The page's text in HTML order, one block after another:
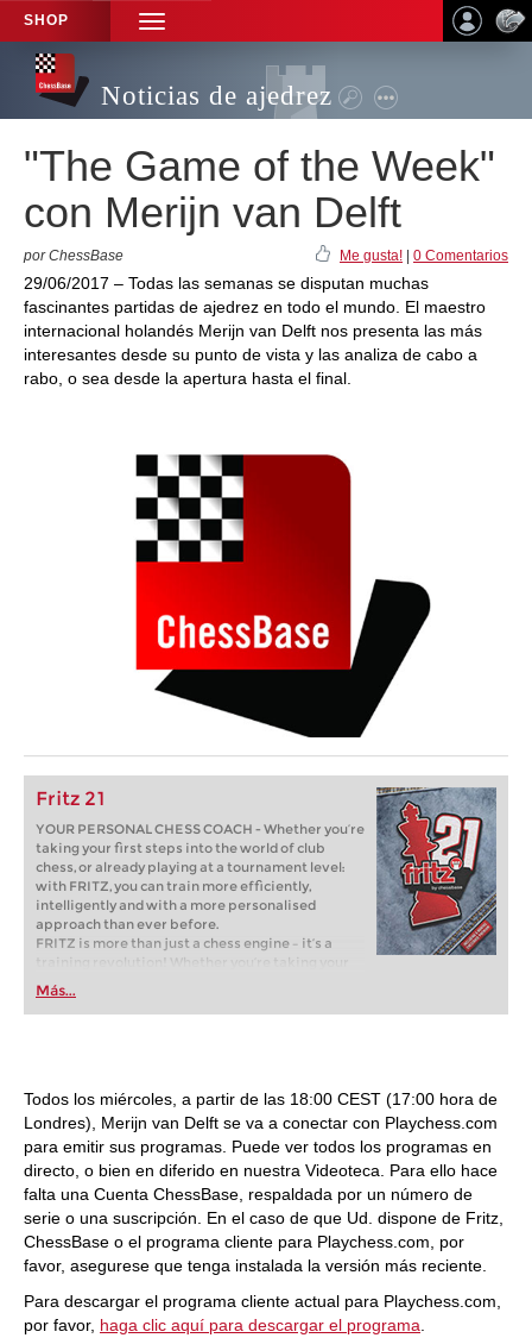
SHOP
TOGGLE
NAVIGATION
Noticias de ajedrez
"The Game of the Week"
con Merijn van Delft
por ChessBase Me gusta! 0 Comentarios
29/06/2017 – Todas las semanas se disputan muchas
fascinantes partidas de ajedrez en todo el mundo. El maestro
internacional holandés Merijn van Delft nos presenta las más
interesantes desde su punto de vista y las analiza de cabo a
rabo, o sea desde la apertura hasta el final.
Fritz 21
YOUR PERSONAL CHESS COACH - Whether you’re
taking your first steps into the world of club
chess, or already playing at a tournament level:
with FRITZ, you can train more efficiently,
intelligently and with a more personalised
approach than ever before.
FRITZ is more than just a chess engine – it’s a
training revolution! Whether you’re taking your
first steps into the world of club chess, or already
playing at a tournament level: with FRITZ, you can
train more efficiently, intelligently and with a
Más...
Todos los miércoles, a partir de las 18:00 CEST (17:00 hora de
Londres), Merijn van Delft se va a conectar con Playchess.com
para emitir sus programas. Puede ver todos los programas en
directo, o bien en diferido en nuestra Videoteca. Para ello hace
falta una Cuenta ChessBase, respaldada por un número de
serie o una suscripción. En el caso de que Ud. dispone de Fritz,
ChessBase o el programa cliente para Playchess.com, por
favor, asegurese que tenga instalada la versión más reciente.
Para descargar el programa cliente actual para Playchess.com,
por favor, haga clic aquí para descargar el programa